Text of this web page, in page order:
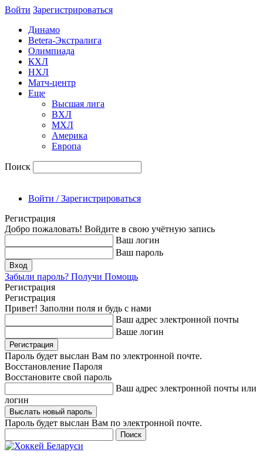
Войти Зарегиcтрироваться
Динамо
Betera-Экстралига
Олимпиада
КХЛ
НХЛ
Матч-центр
Еще
Высшая лига
ВХЛ
МХЛ
Америка
Европа
Поиск
Войти / Зарегистрироваться
Регистрация
Добро пожаловать! Войдите в свою учётную запись
Ваш логин
Ваш пароль
Забыли пароль? Получи Помощь
Регистрация
Регистрация
Привет! Заполни поля и будь с нами
Ваш адрес электронной почты
Ваше логин
Пароль будет выслан Вам по электронной почте.
Восстановление Пароля
Восстановите свой пароль
Ваш адрес электронной почты или
логин
Пароль будет выслан Вам по электронной почте.